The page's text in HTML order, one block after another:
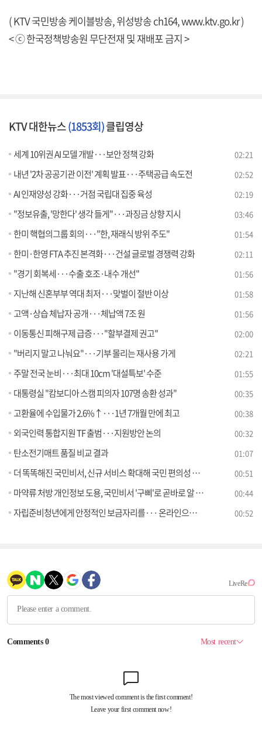
( KTV 국민방송 케이블방송, 위성방송 ch164,www.ktv.go.kr)
< ⓒ 한국정책방송원 무단전재 및 재배포 금지 >
KTV 대한뉴스(1853회)클립영상
세계 10위권 AI 모델 개발···보안 정책 강화 02:21
내년 '2차 공공기관 이전' 계획 발표···주택공급 속도전 02:52
AI 인재양성 강화···거점 국립대 집중 육성 02:19
"정보유출, '망한다' 생각 들게"···과징금 상향 지시 03:46
한미 핵협의그룹 회의···"한, 재래식 방위 주도" 01:54
한미·한영 FTA 추진 본격화···건설 글로벌 경쟁력 강화 02:11
"경기 회복세···수출 호조·내수 개선" 01:56
지난해 신혼부부 역대 최저···맞벌이 절반 이상 01:58
고액·상습 체납자 공개···체납액 7조 원 01:56
이동통신 피해구제 급증···"할부결제 권고" 02:00
"버리지 말고 나눠요"···기부 몰리는 재사용 가게 02:21
주말 전국 눈비···최대 10cm '대설특보' 수준 01:55
대통령실 "캄보디아 스캠 피의자 107명 송환 성과" 00:35
고환율에 수입물가 2.6%↑···1년 7개월 만에 최고 00:38
외국인력 통합지원 TF 출범···지원방안 논의 00:32
탄소전기매트 품질 비교 결과 01:07
더 똑똑해진 국민비서, 신규 서비스 확대해 국민 편의성 높인다 00:51
마약류 처방 개인정보 도용, 국민비서 '구삐'로 곧바로 알 수 있어요 00:44
자립준비청년에게 안정적인 보금자리를··· 온라인으로 간편하게 주거지원 신청 00:52